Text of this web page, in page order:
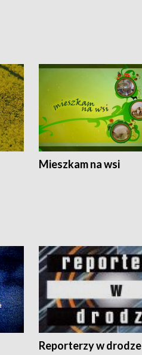
Mieszkam na wsi
Reporterzy w drodze